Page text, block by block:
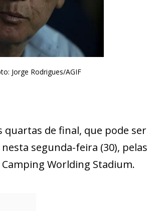
Jorge Rodrigues/AGIF
quartas de final, que pode ser
segunda-feira (30), pelas
Worlding Stadium.